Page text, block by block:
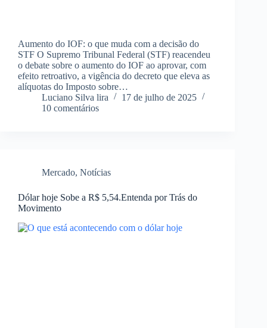
Aumento do IOF: o que muda com a decisão do
STF O Supremo Tribunal Federal (STF) reacendeu
o debate sobre o aumento do IOF ao aprovar, com
efeito retroativo, a vigência do decreto que eleva as
alíquotas do Imposto sobre…
Luciano Silva lira
17 de julho de 2025
10 comentários
Mercado, Notícias
Dólar hoje Sobe a R$ 5,54.Entenda por Trás do
Movimento